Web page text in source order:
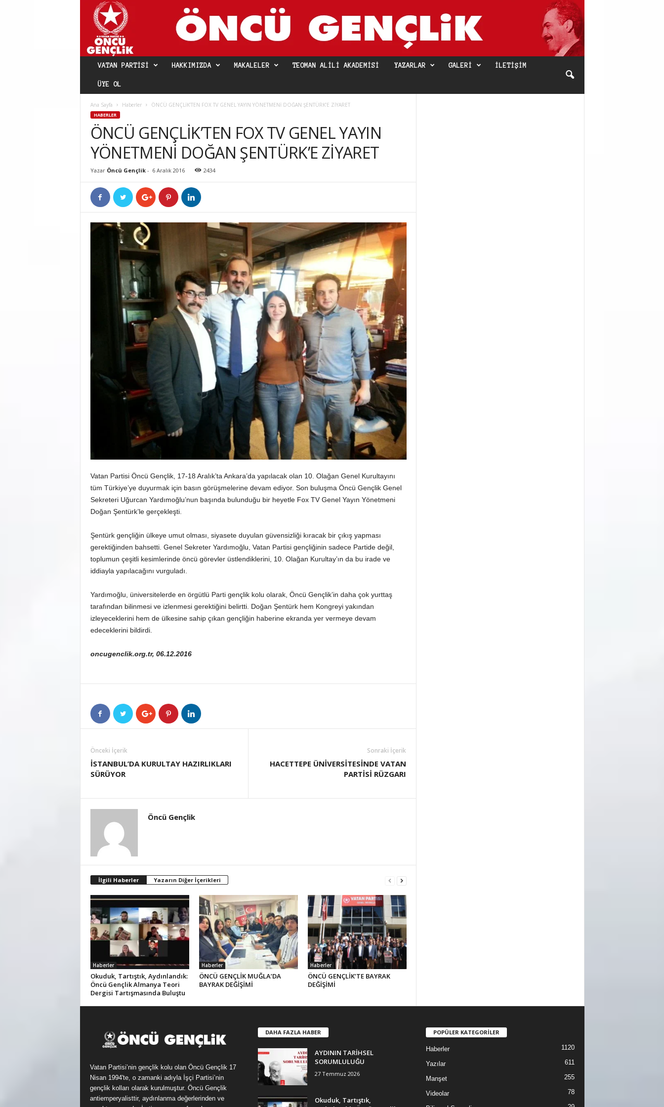
VATAN PARTISI HAKKIMIZDA MAKALELER TEOMAN ALILI AKADEMISI YAZARLAR GALERI İLETIŞIM
ÜYE OL
Ana Sayfa Haberler ÖNCÜ GENÇLİK’TEN FOX TV GENEL YAYIN YÖNETMENİ DOĞAN ŞENTÜRK’E ZİYARET
HABERLER
ÖNCÜ GENÇLİK’TEN FOX TV GENEL YAYIN
YÖNETMENİ DOĞAN ŞENTÜRK’E ZİYARET
Yazar Öncü Gençlik- 6 Aralık 2016 2434
Vatan Partisi Öncü Gençlik, 17-18 Aralık’ta Ankara’da yapılacak olan 10. Olağan Genel Kurultayını
tüm Türkiye’ye duyurmak için basın görüşmelerine devam ediyor. Son buluşma Öncü Gençlik Genel
Sekreteri Uğurcan Yardımoğlu’nun başında bulunduğu bir heyetle Fox TV Genel Yayın Yönetmeni
Doğan Şentürk’le gerçekleşti.
Şentürk gençliğin ülkeye umut olması, siyasete duyulan güvensizliği kıracak bir çıkış yapması
gerektiğinden bahsetti. Genel Sekreter Yardımoğlu, Vatan Partisi gençliğinin sadece Partide değil,
toplumun çeşitli kesimlerinde öncü görevler üstlendiklerini, 10. Olağan Kurultay’ın da bu irade ve
iddiayla yapılacağını vurguladı.
Yardımoğlu, üniversitelerde en örgütlü Parti gençlik kolu olarak, Öncü Gençlik’in daha çok yurttaş
tarafından bilinmesi ve izlenmesi gerektiğini belirtti. Doğan Şentürk hem Kongreyi yakından
izleyeceklerini hem de ülkesine sahip çıkan gençliğin haberine ekranda yer vermeye devam
edeceklerini bildirdi.
oncugenclik.org.tr, 06.12.2016
Önceki İçerik
İSTANBUL’DA KURULTAY HAZIRLIKLARI
SÜRÜYOR
Sonraki İçerik
HACETTEPE ÜNİVERSİTESİNDE VATAN
PARTİSİ RÜZGARI
Öncü Gençlik
İlgili Haberler Yazarın Diğer İçerikleri
Haberler
Okuduk, Tartıştık, Aydınlandık:
Öncü Gençlik Almanya Teori
Dergisi Tartışmasında Buluştu
Haberler
ÖNCÜ GENÇLİK MUĞLA’DA
BAYRAK DEĞİŞİMİ
Haberler
ÖNCÜ GENÇLİK’TE BAYRAK
DEĞİŞİMİ
Vatan Partisi’nin gençlik kolu olan Öncü Gençlik 17
Nisan 1994'te, o zamanki adıyla İşçi Partisi’nin
gençlik kolları olarak kurulmuştur. Öncü Gençlik
antiemperyalisttir, aydınlanma değerlerinden ve
DAHA FAZLA HABER
AYDININ TARİHSEL
SORUMLULUĞU
27 Temmuz 2026
Okuduk, Tartıştık,
POPÜLER KATEGORİLER
Haberler 1120
Yazılar 611
Manşet 255
Videolar 78